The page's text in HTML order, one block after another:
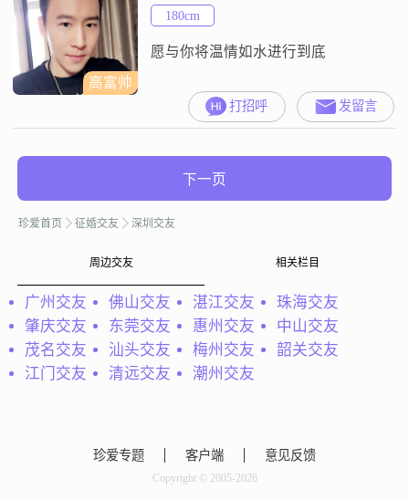
高富帅
180cm
愿与你将温情如水进行到底
打招呼 发留言
下一页
珍爱首页 征婚交友 深圳交友
周边交友 相关栏目
广州交友 佛山交友 湛江交友
珠海交友
肇庆交友
东莞交友 惠州交友
中山交友
茂名交友
汕头交友 梅州交友
韶关交友
江门交友
清远交友 潮州交友
珍爱专题 客户端 意见反馈
Copyright © 2005-2026